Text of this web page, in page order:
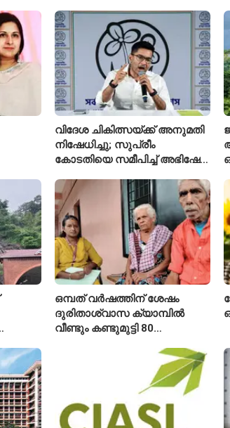
വിദേശ ചികിത്സയ്ക്ക് അനുമതി
നിഷേധിച്ചു; സുപ്രീം
കോടതിയെ സമീപിച്ച് അഭിഷേക്
ഒമ്പത് വർഷത്തിന് ശേഷം
ദുരിതാശ്വാസ ക്യാമ്പിൽ
വീണ്ടും കണ്ടുമുട്ടി 80